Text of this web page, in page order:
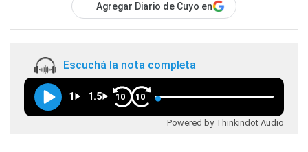
Agregar Diario de Cuyo en
Escuchá la nota completa
1 1.5 10 10
Powered by Thinkindot Audio